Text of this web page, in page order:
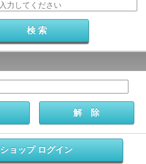
ショップ ログイン